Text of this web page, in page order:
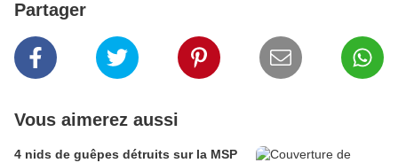
Partager
Vous aimerez aussi
4 nids de guêpes détruits sur la MSP